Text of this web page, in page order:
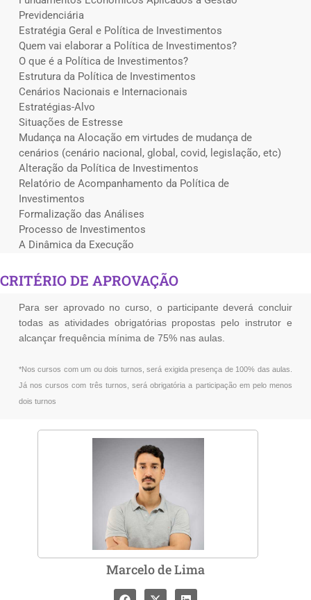
Previdenciária
Estratégia Geral e Política de Investimentos
Quem vai elaborar a Política de Investimentos?
O que é a Política de Investimentos?
Estrutura da Política de Investimentos
Cenários Nacionais e Internacionais
Estratégias-Alvo
Situações de Estresse
Mudança na Alocação em virtudes de mudança de
cenários (cenário nacional, global, covid, legislação, etc)
Alteração da Política de Investimentos
Relatório de Acompanhamento da Política de
Investimentos
Formalização das Análises
Processo de Investimentos
A Dinâmica da Execução
CRITÉRIO DE APROVAÇÃO
Para ser aprovado no curso, o participante deverá concluir
todas as atividades obrigatórias propostas pelo instrutor e
alcançar frequência mínima de 75% nas aulas.
*Nos cursos com um ou dois turnos, será exigida presença de 100% das aulas.
Já nos cursos com três turnos, será obrigatória a participação em pelo menos
dois turnos
Marcelo de Lima